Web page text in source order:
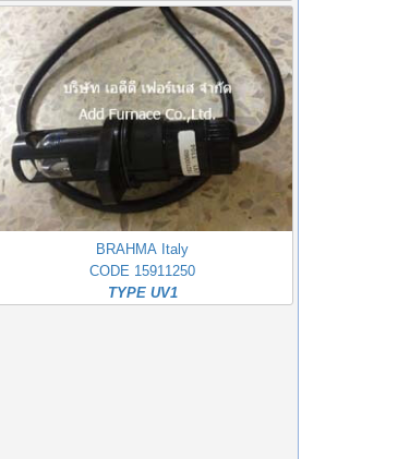
BRAHMA Italy
CODE 15911250
TYPE UV1